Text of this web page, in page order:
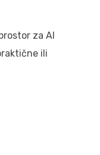
za AI
ili